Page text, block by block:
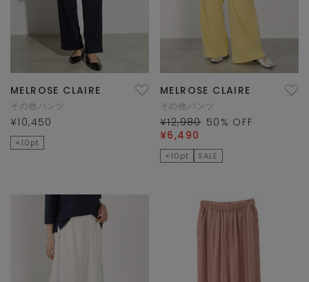
MELROSE CLAIRE
その他パンツ
¥10,450
×10pt
MELROSE CLAIRE
その他パンツ
¥12,980 50 % OFF
¥6,490
×10pt SALE